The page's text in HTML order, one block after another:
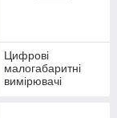
Цифрові
малогабаритні
вимірювачі